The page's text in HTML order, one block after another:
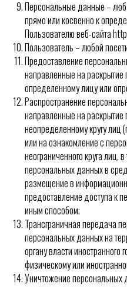
Персональные данные –
прямо или косвенно к
Пользователю веб-сайта
Пользователь – любой
Предоставление
направленные на
определенному лицу или
Распространение
направленные на
неопределенному кругу
или на ознакомление с
неограниченного круга лиц,
персональных данных в
размещение в
предоставление доступа к
иным способом;
Трансграничная передача
персональных данных на
органу власти иностранного
физическому или
Уничтожение